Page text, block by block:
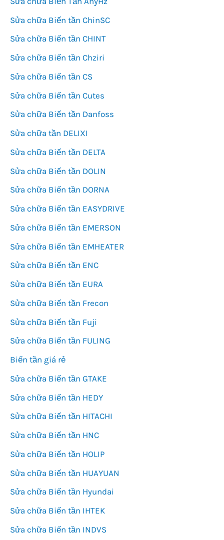
Sửa chữa Biến tần ChinSC
Sửa chữa Biến tần CHINT
Sửa chữa Biến tần Chziri
Sửa chữa Biến tần CS
Sửa chữa Biến tần Cutes
Sửa chữa Biến tần Danfoss
Sửa chữa tần DELIXI
Sửa chữa Biến tần DELTA
Sửa chữa Biến tần DOLIN
Sửa chữa Biến tần DORNA
Sửa chữa Biến tần EASYDRIVE
Sửa chữa Biến tần EMERSON
Sửa chữa Biến tần EMHEATER
Sửa chữa Biến tần ENC
Sửa chữa Biến tần EURA
Sửa chữa Biến tần Frecon
Sửa chữa Biến tần Fuji
Sửa chữa Biến tần FULING
Biến tần giá rẻ
Sửa chữa Biến tần GTAKE
Sửa chữa Biến tần HEDY
Sửa chữa Biến tần HITACHI
Sửa chữa Biến tần HNC
Sửa chữa Biến tần HOLIP
Sửa chữa Biến tần HUAYUAN
Sửa chữa Biến tần Hyundai
Sửa chữa Biến tần IHTEK
Sửa chữa Biến tần INDVS